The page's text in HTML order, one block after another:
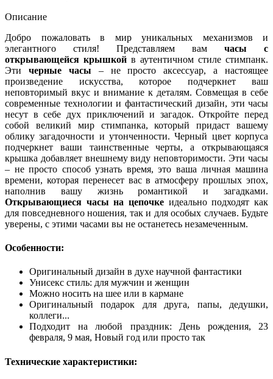
Описание
Добро пожаловать в мир уникальных механизмов и
элегантного стиля! Представляем вам часы с
открывающейся крышкой в аутентичном стиле стимпанк.
Эти черные часы – не просто аксессуар, а настоящее
произведение искусства, которое подчеркнет ваш
неповторимый вкус и внимание к деталям. Совмещая в себе
современные технологии и фантастический дизайн, эти часы
несут в себе дух приключений и загадок. Откройте перед
собой великий мир стимпанка, который придаст вашему
облику загадочности и утонченности. Черный цвет корпуса
подчеркнет ваши таинственные черты, а открывающаяся
крышка добавляет внешнему виду неповторимости. Эти часы
– не просто способ узнать время, это ваша личная машина
времени, которая перенесет вас в атмосферу прошлых эпох,
наполнив вашу жизнь романтикой и загадками.
Открывающиеся часы на цепочке идеально подходят как
для повседневного ношения, так и для особых случаев. Будьте
уверены, с этими часами вы не останетесь незамеченным.
Особенности:
Оригинальный дизайн в духе научной фантастики
Унисекс стиль: для мужчин и женщин
Можно носить на шее или в кармане
Оригинальный подарок для друга, папы, дедушки,
коллеги...
Подходит на любой праздник: День рождения, 23
февраля, 9 мая, Новый год или просто так
Технические характеристики: